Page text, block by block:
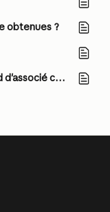
obtenues ?
Modèles couverts en vertu d'un accord d'associé commercial (BAA)